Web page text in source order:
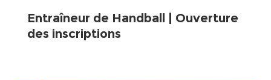
Entraîneur de Handball | Ouverture
des inscriptions